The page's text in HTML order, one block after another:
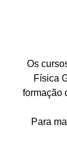
Os
Física
formação
Para